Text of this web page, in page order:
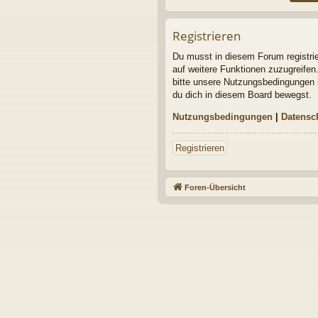
Registrieren
Du musst in diesem Forum
auf weitere Funktionen
bitte unsere
du dich in diesem Board bewegst.
Nutzungsbedingungen |
Registrieren
Foren-Übersicht